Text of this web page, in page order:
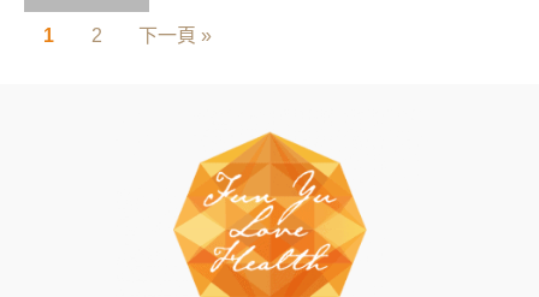
5
1 2 下一頁 »